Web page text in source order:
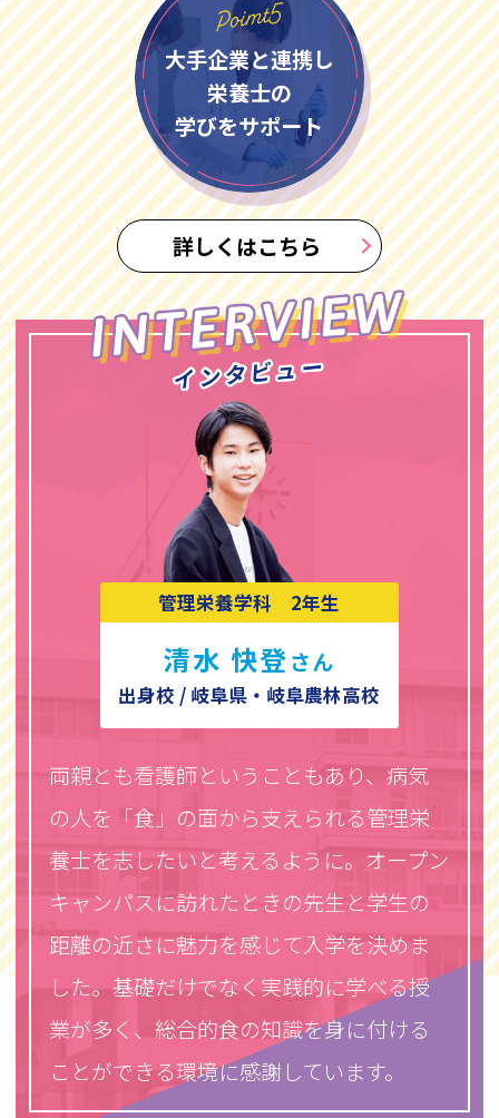
大手企業と連携し
栄養士の
学びをサポート
詳しくはこちら
管理栄養学科 2年生
清水 快登さん
出身校 / 岐阜県・岐阜農林高校
両親とも看護師ということもあり、病気
の人を「食」の面から支えられる管理栄
養士を志したいと考えるように。オープン
キャンパスに訪れたときの先生と学生の
距離の近さに魅力を感じて入学を決めま
した。基礎だけでなく実践的に学べる授
業が多く、総合的食の知識を身に付ける
ことができる環境に感謝しています。